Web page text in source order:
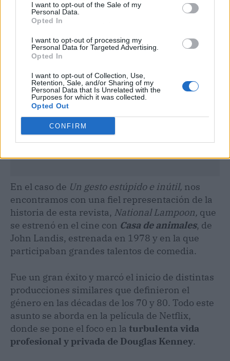
I want to opt-out of the Sale of my
Personal Data.
Opted In
I want to opt-out of processing my
Personal Data for Targeted Advertising.
Opted In
I want to opt-out of Collection, Use,
Retention, Sale, and/or Sharing of my
Personal Data that Is Unrelated with the
Purposes for which it was collected.
Opted Out
CONFIRM
En el caso de Un gesto estúpido e inútil, nos
encontramos con una fiel representación de la
historia de esta revista, National Lampoon, que
se estrenó en el cine con Casa de animales, de
John Landis, estrenada en 1978 y en la que
participaban grandes talentos de comedia.
Fue un gran éxito y marcó el inicio de distintas
producciones similares que definieron el
género en las décadas de los 70 y 80. Todo este
asunto se aborda en la película de Netflix,
donde se pone el foco en la turbulenta vida
profesional y privada de Douglas Kenney.